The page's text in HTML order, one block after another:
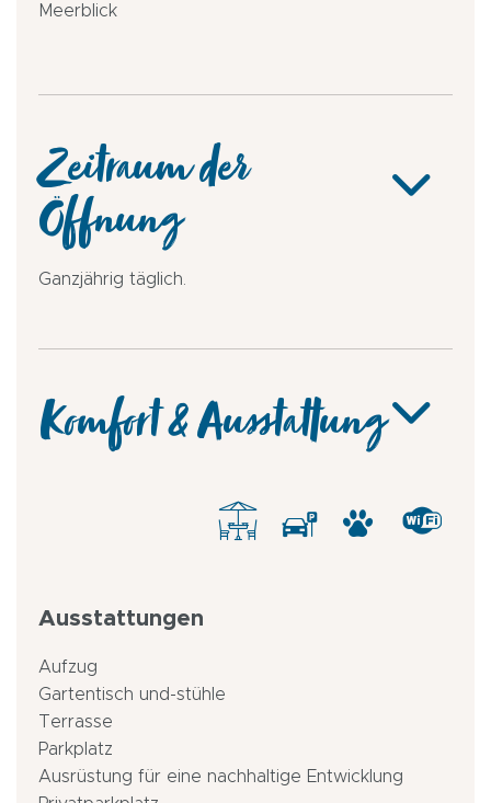
Meerblick
Zeitraum der
Öffnung
Ganzjährig täglich.
Komfort & Ausstattung
Ausstattungen
Aufzug
Gartentisch und-stühle
Terrasse
Parkplatz
Ausrüstung für eine nachhaltige Entwicklung